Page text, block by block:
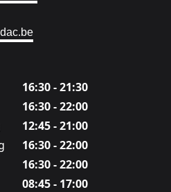
16:30 - 21:30
16:30 - 22:00
12:45 - 21:00
16:30 - 22:00
16:30 - 22:00
08:45 - 17:00